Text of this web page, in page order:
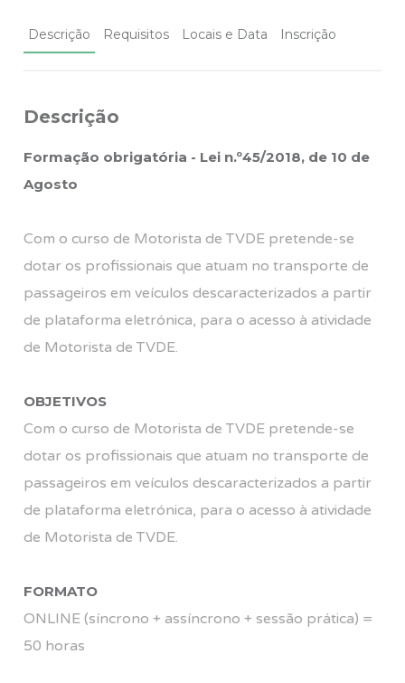
Descrição Requisitos Locais e Data Inscrição
Descrição
Formação obrigatória - Lei n.º45/2018, de 10 de
Agosto
Com o curso de Motorista de TVDE pretende-se
dotar os profissionais que atuam no transporte de
passageiros em veículos descaracterizados a partir
de plataforma eletrónica, para o acesso à atividade
de Motorista de TVDE.
OBJETIVOS
Com o curso de Motorista de TVDE pretende-se
dotar os profissionais que atuam no transporte de
passageiros em veículos descaracterizados a partir
de plataforma eletrónica, para o acesso à atividade
de Motorista de TVDE.
FORMATO
ONLINE (síncrono + assíncrono + sessão prática) =
50 horas